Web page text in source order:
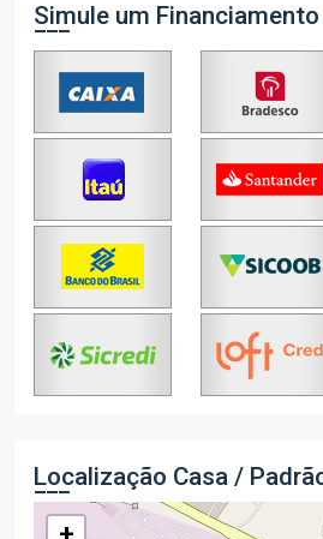
Simule um Financiamento
Localização Casa /